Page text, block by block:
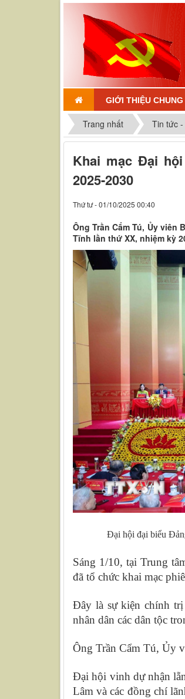
GIỚI THIỆU CHUNG
Trang nhất Tin tức
Khai mạc Đại
2025-2030
Thứ tư - 01/10/2025 00:40
Ông Trần Cẩm Tú, Ủy
Tĩnh lần thứ XX, nhiệm kỳ
Đại hội đại biểu
Sáng 1/10, tại Trung
đã tổ chức khai mạc
Đây là sự kiện chính
nhân dân các dân tộc
Ông Trần Cẩm Tú, Ủy
Đại hội vinh dự nhận
Lâm và các đồng chí